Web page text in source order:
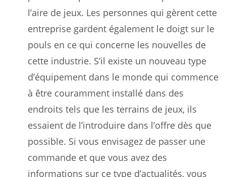
l’aire de jeux. Les personnes qui gèrent cette
entreprise gardent également le doigt sur le
pouls en ce qui concerne les nouvelles de
cette industrie. S’il existe un nouveau type
d’équipement dans le monde qui commence
à être couramment installé dans des
endroits tels que les terrains de jeux, ils
essaient de l’introduire dans l’offre dès que
possible. Si vous envisagez de passer une
commande et que vous avez des
informations sur ce type d’actualités, vous